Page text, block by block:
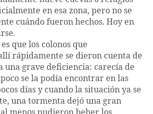
en esa zona, pero no se
cuándo fueron hechos. Hoy en
que los colonos que
rápidamente se dieron cuenta de
una grave deficiencia: carecía de
se la podía encontrar en las
días y cuando la situación ya se
una tormenta dejó una gran